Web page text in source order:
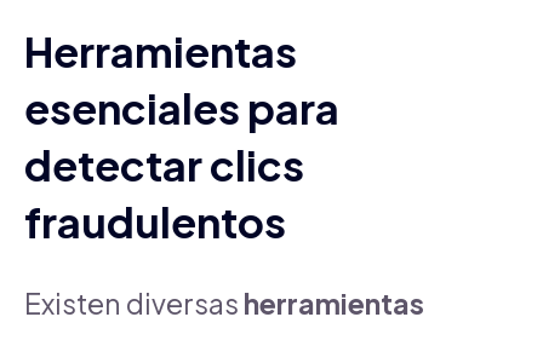
Herramientas
esenciales para
detectar clics
fraudulentos
Existen diversas herramientas